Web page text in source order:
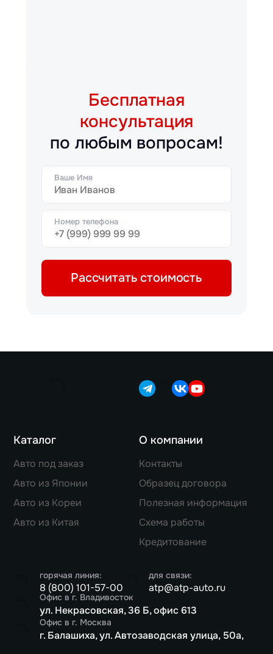
Бесплатная
консультация
по любым вопросам!
Ваше Имя
Номер телефона
Рассчитать стоимость
Каталог
Авто под заказ
Авто из Японии
Авто из Кореи
Авто из Китая
О компании
Контакты
Образец договора
Полезная информация
Схема работы
Кредитование
горячая линия:
8 (800) 101-57-00
для связи:
atp@atp-auto.ru
Офис в г. Владивосток
ул. Некрасовская, 36 Б, офис 613
Офис в г. Москва
г. Балашиха, ул. Автозаводская улица, 50а,